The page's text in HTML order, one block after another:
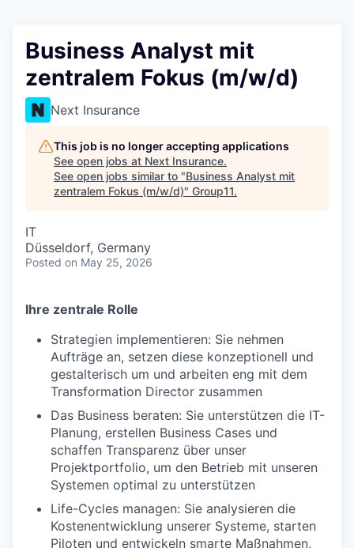
Business Analyst mit
zentralem Fokus (m/w/d)
Next Insurance
This job is no longer accepting applications
See open jobs at Next Insurance.
See open jobs similar to "Business Analyst mit
zentralem Fokus (m/w/d)" Group11.
IT
Düsseldorf, Germany
Posted on May 25, 2026
Ihre zentrale Rolle
Strategien implementieren: Sie nehmen
Aufträge an, setzen diese konzeptionell und
gestalterisch um und arbeiten eng mit dem
Transformation Director zusammen
Das Business beraten: Sie unterstützen die IT-
Planung, erstellen Business Cases und
schaffen Transparenz über unser
Projektportfolio, um den Betrieb mit unseren
Systemen optimal zu unterstützen
Life-Cycles managen: Sie analysieren die
Kostenentwicklung unserer Systeme, starten
Piloten und entwickeln smarte Maßnahmen,